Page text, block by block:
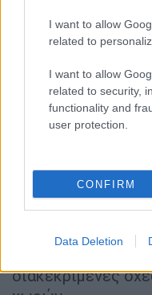
I want to allow
related to
I want to allow
related to security,
functionality and
user protection.
CONFIRM
Data Deletion
υπουργείο
πιβεβαιώνει
προαναφερθείσα
οι όποιες
ενδέχεται να
απόφαση είναι
επιβεβαιώσει το
του για
ελληνική πλευρά
προκειμένου να
συμφέροντα και
διακεκριμένες